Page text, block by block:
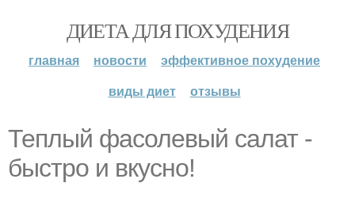
ДИЕТА ДЛЯ ПОХУДЕНИЯ
главная новости
эффективное похудение
виды диет
отзывы
Теплый фасолевый салат -
быстро и вкусно!